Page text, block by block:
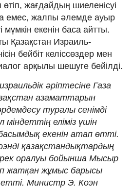
жағдайдың шиеленісуі
емес, жалпы әлемде ауыр
мүмкін екенін баса айтты.
Қазақстан Израиль-
бейбіт келіссөздер мен
арқылы шешуге бейілді.
әріптесіне Газа
азаматтарын
туралы сенімді
міндеттің еліміз үшін
басымдық екенін атап өтті.
қазақстандықтардың
оралуы бойынша Мысыр
жатқан жұмыс барысы
Министр Э. Коэн